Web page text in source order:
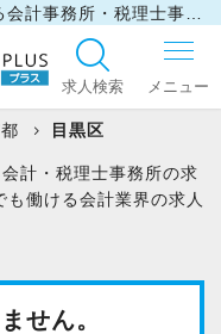
求人検索
目黒区
計・税理士事務所の求
働ける会計業界の求人
せん。